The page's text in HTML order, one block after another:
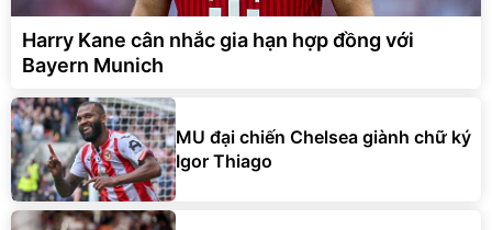
Harry Kane cân nhắc gia hạn hợp đồng với
Bayern Munich
MU đại chiến Chelsea giành chữ ký
Igor Thiago